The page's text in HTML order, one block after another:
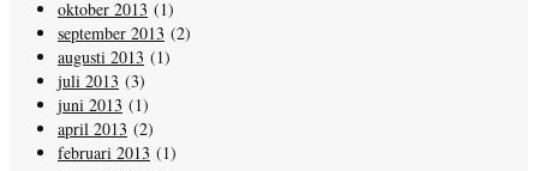
oktober 2013 (1)
september 2013 (2)
augusti 2013 (1)
juli 2013 (3)
juni 2013 (1)
april 2013 (2)
februari 2013 (1)